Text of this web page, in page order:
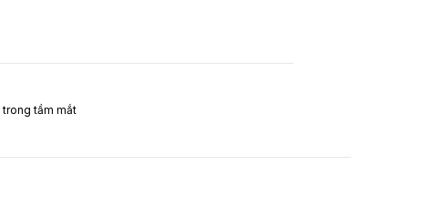
trong tầm mắt